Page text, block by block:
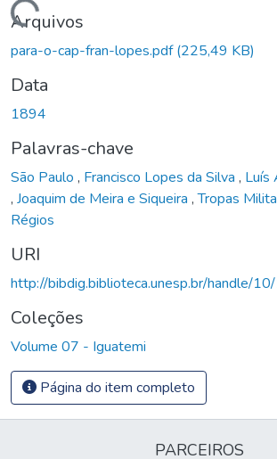
Carregando...
Arquivos
para-o-cap-fran-lopes.pdf(225,49 KB)
Data
1894
Palavras-chave
São Paulo , Francisco Lopes da Silva , Luís
, Joaquim de Meira e Siqueira ,Tropas
Régios
URI
http://bibdig.biblioteca.unesp.br/handle/
Coleções
Volume 07 - Iguatemi
Página do item completo
PARCEIROS